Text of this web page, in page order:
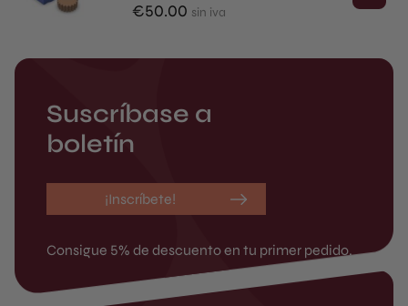
€50.00 sin iva
Suscríbase a
boletín
¡Inscríbete!
Consigue 5% de descuento en tu primer pedido.